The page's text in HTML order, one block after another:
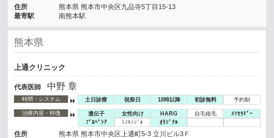
住所
熊本県 熊本市中央区九品寺5丁目15-13
最寄駅
南熊本駅
熊本県
上通クリニック
代表医師 中野 章
時間・システム 土日診療 祝祭日 18時以降 初診無料 予約制
治療内容・特徴 遺伝子 女性向け HARG 自毛植毛
ﾒｿｾﾗﾋﾟｰ
ﾌﾟﾛﾍﾟｼｱ
ﾐﾉｷｼｼﾞﾙ ｵﾘｼﾞﾅﾙ
住所
熊本県 熊本市中央区上通町5-3 立川ビル3Ｆ